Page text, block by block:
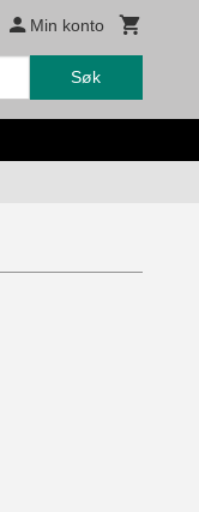
Min konto
Søk